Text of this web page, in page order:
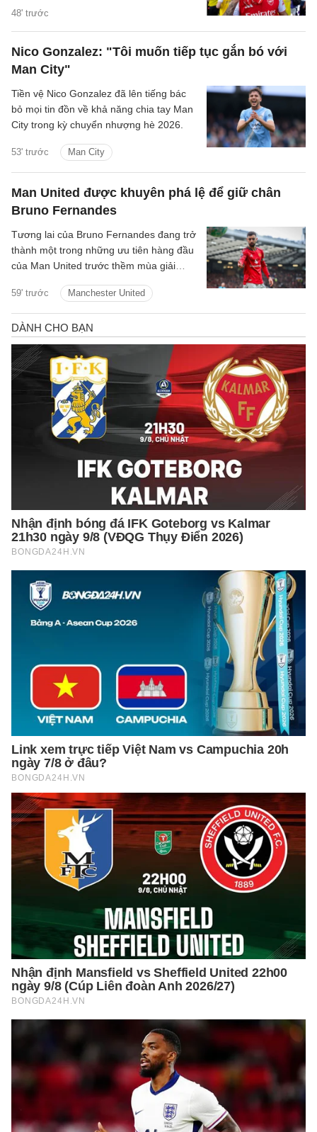
48' trước
2026/27.
Nico Gonzalez: "Tôi muốn tiếp tục gắn bó với
Man City"
53' trước Man City
Tiền vệ Nico Gonzalez đã lên tiếng bác
bỏ mọi tin đồn về khả năng chia tay Man
City trong kỳ chuyển nhượng hè 2026.
Man United được khuyên phá lệ để giữ chân
Bruno Fernandes
59' trước Manchester United
Tương lai của Bruno Fernandes đang trở
thành một trong những ưu tiên hàng đầu
của Man United trước thềm mùa giải